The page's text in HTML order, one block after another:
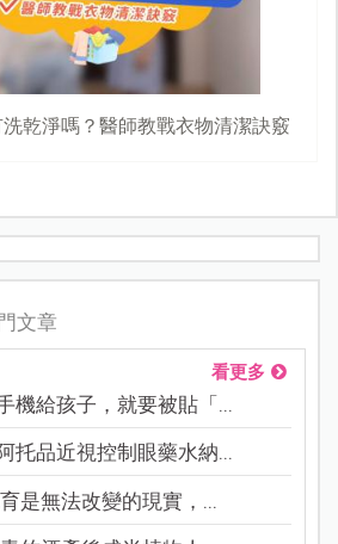
乾淨嗎？醫師教戰衣物清潔訣竅
文章
看更多
機給孩子，就要被貼「...
托品近視控制眼藥水納...
是無法改變的現實，...